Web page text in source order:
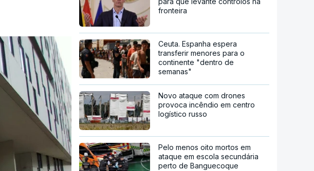
fronteira
Ceuta. Espanha espera
transferir menores para o
continente "dentro de
semanas"
Novo ataque com drones
provoca incêndio em centro
logístico russo
Pelo menos oito mortos em
ataque em escola secundária
perto de Banguecoque